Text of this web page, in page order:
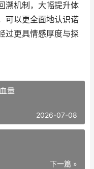
溯机制，大幅提升体
可以更全面地认识诺
过更具情感厚度与探
量
2026-07-08
下一篇 »